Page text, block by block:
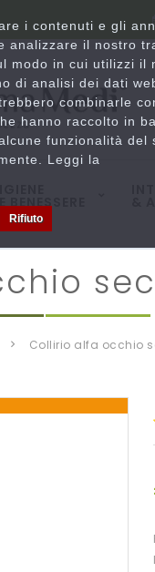
E BENESSERE
collirio alfa occhio
i contenuti e gli
analizzare il nostro
modo in cui utilizzi il
di analisi dei dati
combinarle
hanno raccolto in
funzionalità del
Leggi la
Rifiuto